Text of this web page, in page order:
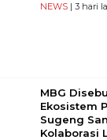
NEWS| 3 hari
MBG
Ekosistem
Sugeng
Kolaborasi